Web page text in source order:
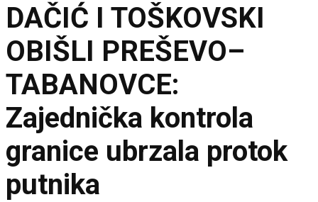
DAČIĆ I TOŠKOVSKI
OBIŠLI PREŠEVO–
TABANOVCE:
Zajednička kontrola
granice ubrzala protok
putnika